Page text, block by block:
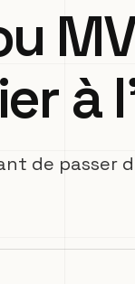
à
de passer